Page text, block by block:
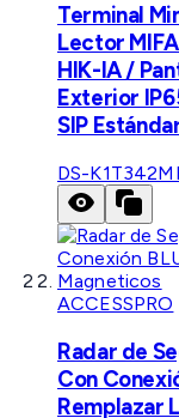
Terminal
Lector
HIK-IA /
Exterior
SIP
DS-
ACCESSPRO
Radar de
Con
Remplazar